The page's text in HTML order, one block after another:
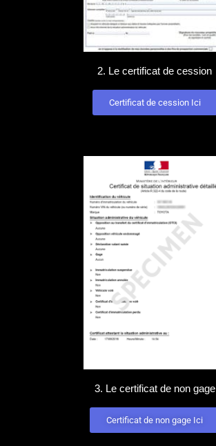
2. Le certificat de cession
Certificat de cession Ici
3. Le certificat de non gage
Certificat de non gage Ici